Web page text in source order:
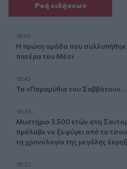
Ροή ειδήσεων
18:55
Η πρώτη ομάδα που
πατέρα του Μέσι
18:45
Τα «Παραμύθια του Σαββάτου»…
18:38
Μυστήριο 3.500 ετών στη
πρόλαβε να ξεφύγει από το
τη χρονολογία της μεγάλης
18:22